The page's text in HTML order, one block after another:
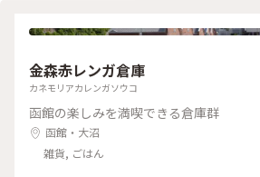
金森赤レンガ倉庫
カネモリアカレンガソウコ
函館の楽しみを満喫できる倉庫群
函館・大沼
雑貨, ごはん